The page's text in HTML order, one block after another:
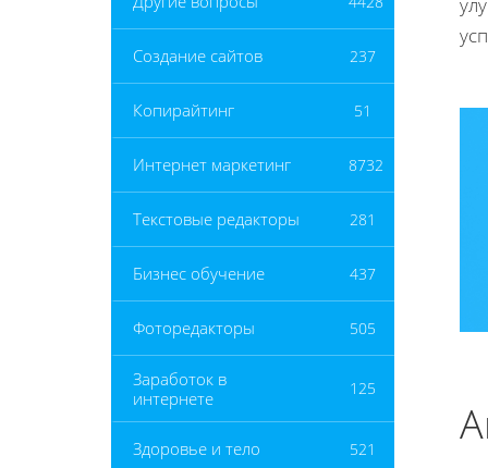
Создание сайтов 237
Копирайтинг 51
Интернет маркетинг 8732
Текстовые редакторы 281
Бизнес обучение 437
Фоторедакторы 505
Заработок в
интернете
125
Здоровье и тело 521